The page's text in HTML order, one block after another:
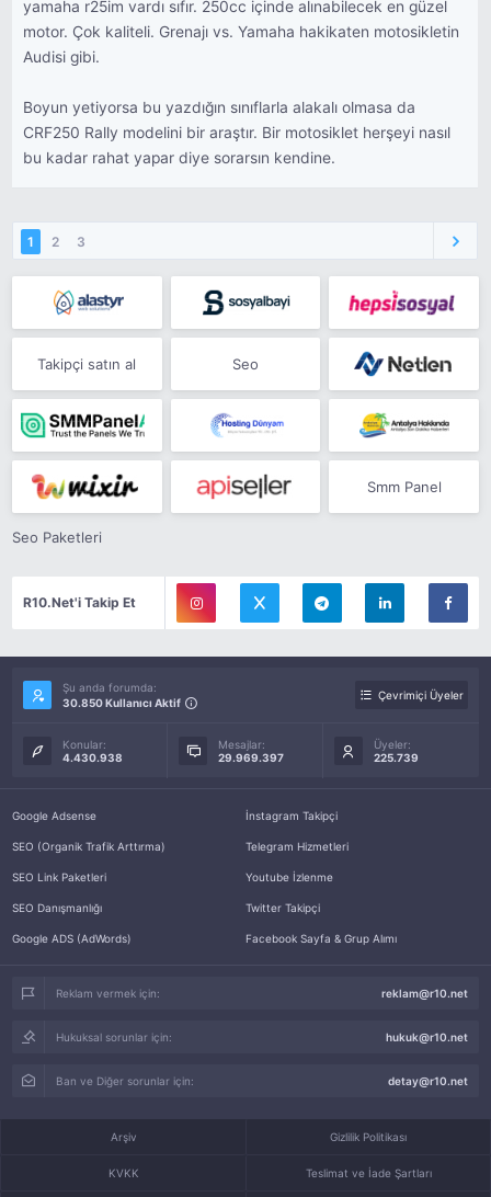
yamaha r25im vardı sıfır. 250cc içinde alınabilecek en güzel
motor. Çok kaliteli. Grenajı vs. Yamaha hakikaten motosikletin
Audisi gibi.
Boyun yetiyorsa bu yazdığın sınıflarla alakalı olmasa da
CRF250 Rally modelini bir araştır. Bir motosiklet herşeyi nasıl
bu kadar rahat yapar diye sorarsın kendine.
1 2 3
Takipçi satın al Seo
Smm Panel
Seo Paketleri
R10.Net'i Takip Et
Şu anda forumda:
30.850 Kullanıcı Aktif
Çevrimiçi Üyeler
Konular:
4.430.938
Mesajlar:
29.969.397
Üyeler:
225.739
Google Adsense
SEO (Organik Trafik Arttırma)
SEO Link Paketleri
SEO Danışmanlığı
Google ADS (AdWords)
İnstagram Takipçi
Telegram Hizmetleri
Youtube İzlenme
Twitter Takipçi
Facebook Sayfa & Grup Alımı
Reklam vermek için: reklam@r10.net
Hukuksal sorunlar için: hukuk@r10.net
Ban ve Diğer sorunlar için: detay@r10.net
Arşiv Gizlilik Politikası
KVKK Teslimat ve İade Şartları